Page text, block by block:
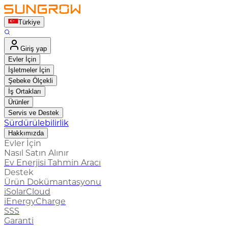
Türkiye
Giriş yap
Evler İçin
İşletmeler İçin
Şebeke Ölçekli
İş Ortakları
Ürünler
Servis ve Destek
Sürdürülebilirlik
Hakkımızda
Evler İçin
Nasıl Satın Alınır
Ev Enerjisi Tahmin Aracı
Destek
Ürün Dokümantasyonu
iSolarCloud
iEnergyCharge
SSS
Garanti